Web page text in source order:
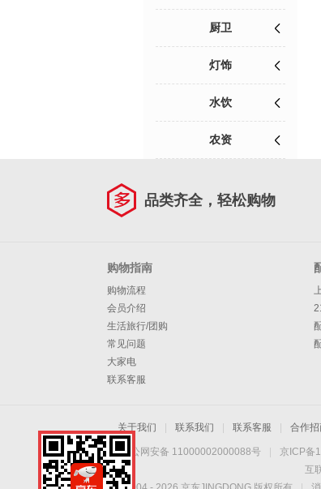
厨卫
灯饰
水饮
农资
品类齐全，轻松购物
购物指南
购物流程
会员介绍
生活旅行/团购
常见问题
大家电
联系客服
关于我们 联系我们 联系客服 合作
京公网安备 11000002000088号 京ICP备
互